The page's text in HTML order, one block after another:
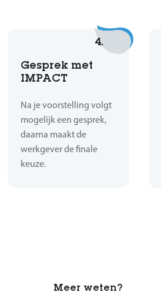
4.
Gesprek met
IMPACT
Na je voorstelling volgt
mogelijk een gesprek,
daarna maakt de
werkgever de finale
keuze.
Meer weten?